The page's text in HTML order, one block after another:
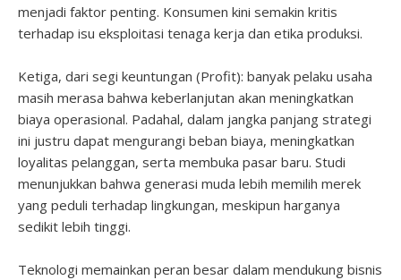
menjadi faktor penting. Konsumen kini semakin kritis
terhadap isu eksploitasi tenaga kerja dan etika produksi.
Ketiga, dari segi keuntungan (Profit): banyak pelaku usaha
masih merasa bahwa keberlanjutan akan meningkatkan
biaya operasional. Padahal, dalam jangka panjang strategi
ini justru dapat mengurangi beban biaya, meningkatkan
loyalitas pelanggan, serta membuka pasar baru. Studi
menunjukkan bahwa generasi muda lebih memilih merek
yang peduli terhadap lingkungan, meskipun harganya
sedikit lebih tinggi.
Teknologi memainkan peran besar dalam mendukung bisnis